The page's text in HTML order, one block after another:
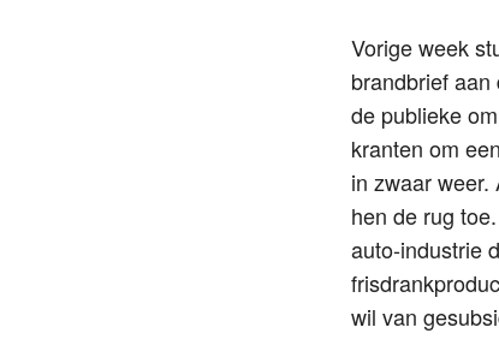
Vorige week
brandbrief
de publieke
kranten om
in zwaar
hen de rug
auto-industrie
wil van